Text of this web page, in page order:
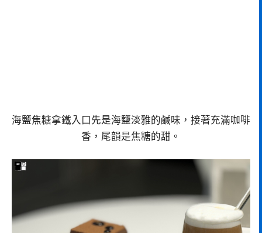
海鹽焦糖拿鐵入口先是海鹽淡雅的鹹味，接著充滿咖啡
香，尾韻是焦糖的甜。